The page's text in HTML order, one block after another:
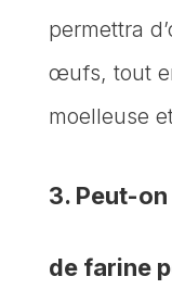
permettra
œufs, tout
moelleuse
3. Peut-
de farine